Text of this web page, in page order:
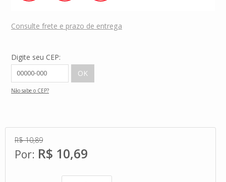
Consulte frete e prazo de entrega
Digite seu CEP:
Não sabe o CEP?
R$ 10,89
R$ 10,69